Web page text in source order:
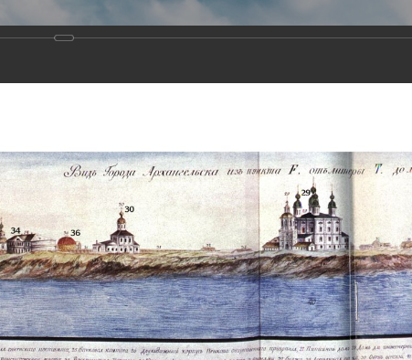
Земли
Сайт создан по
Наследники Галерея